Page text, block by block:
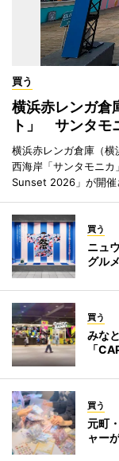
買う
横浜赤レンガ倉
ト」 サンタモ
横浜赤レンガ倉庫（横
西海岸「サンタモニ
Sunset 2026」が開催
買う
ニュ
グル
買う
みな
「
買う
元町
ャー